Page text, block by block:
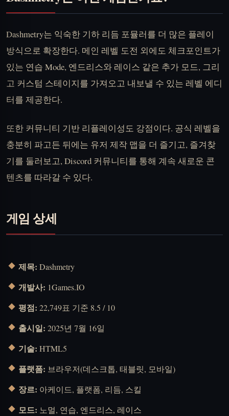
Dashmetry는 익숙한 기하 리듬 포뮬러를 더 많은 플레이
방식으로 확장한다. 메인 레벨 도전 외에도 체크포인트가
있는 연습 Mode, 엔드리스와 레이스 같은 추가 모드, 그리
고 커스텀 스테이지를 가져오고 내보낼 수 있는 레벨 에디
터를 제공한다.
또한 커뮤니티 기반 리플레이성도 강점이다. 공식 레벨을
충분히 파고든 뒤에는 유저 제작 맵을 더 즐기고, 즐겨찾
기를 둘러보고, Discord 커뮤니티를 통해 계속 새로운 콘
텐츠를 따라갈 수 있다.
게임 상세
제목: Dashmetry
개발사: 1Games.IO
평점: 22,749표 기준 8.5 / 10
출시일: 2025년 7월 16일
기술: HTML5
플랫폼: 브라우저(데스크톱, 태블릿, 모바일)
장르: 아케이드, 플랫폼, 리듬, 스킬
모드: 노멀, 연습, 엔드리스, 레이스